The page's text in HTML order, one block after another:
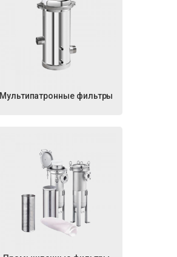
Мультипатронные фильтры